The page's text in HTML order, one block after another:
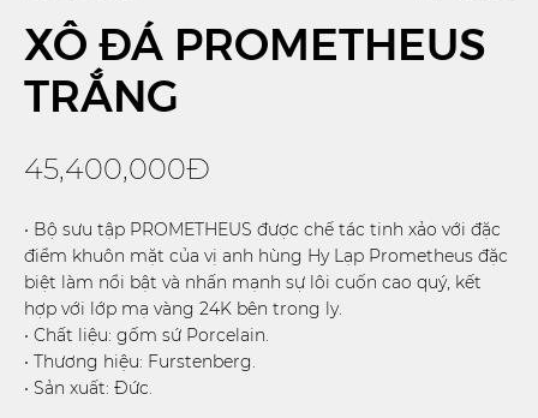
XÔ ĐÁ PROMETHEUS
TRẮNG
45,400,000Đ
• Bộ sưu tập PROMETHEUS được chế tác tinh xảo với đặc
điểm khuôn mặt của vị anh hùng Hy Lạp Prometheus đặc
biệt làm nổi bật và nhấn mạnh sự lôi cuốn cao quý, kết
hợp với lớp mạ vàng 24K bên trong ly.
• Chất liệu: gốm sứ Porcelain.
• Thương hiệu: Furstenberg.
• Sản xuất: Đức.